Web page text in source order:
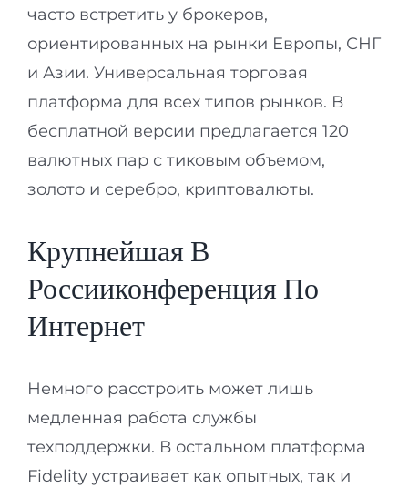
часто встретить у брокеров,
ориентированных на рынки Европы, СНГ
и Азии. Универсальная торговая
платформа для всех типов рынков. В
бесплатной версии предлагается 120
валютных пар с тиковым объемом,
золото и серебро, криптовалюты.
Крупнейшая В
Россииконференция По
Интернет
Немного расстроить может лишь
медленная работа службы
техподдержки. В остальном платформа
Fidelity устраивает как опытных, так и